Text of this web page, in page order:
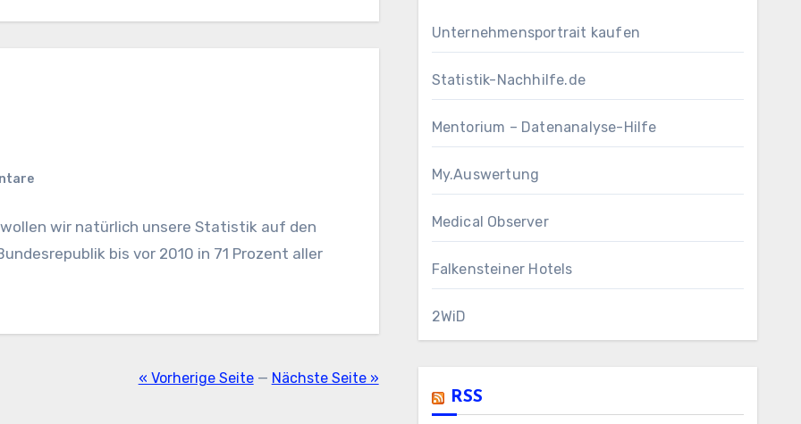
wir natürlich unsere Statistik auf den
bis vor 2010 in 71 Prozent aller
« Vorherige Seite— Nächste Seite »
Unternehmensportrait kaufen
Statistik-Nachhilfe.de
Mentorium – Datenanalyse-Hilfe
My.Auswertung
Medical Observer
Falkensteiner Hotels
2WiD
RSS